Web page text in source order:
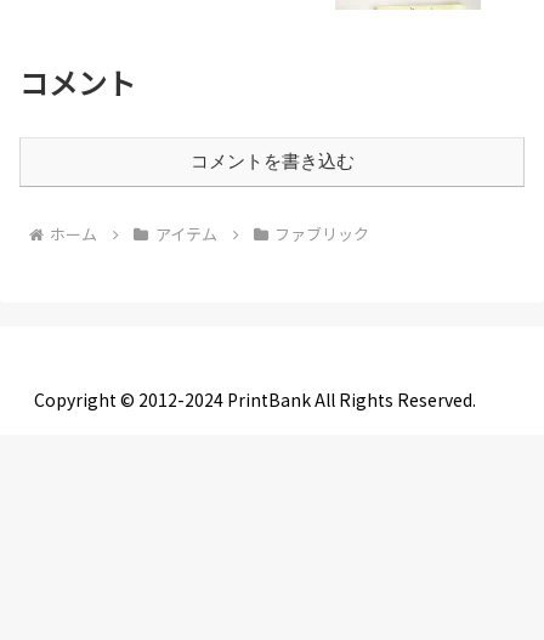
コメント
コメントを書き込む
ホーム アイテム ファブリック
Copyright © 2012-2024 PrintBank All Rights Reserved.